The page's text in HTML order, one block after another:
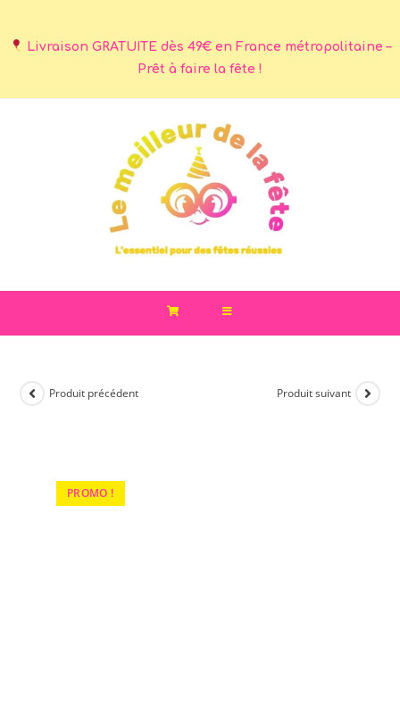
Livraison GRATUITE dès 49€ en France métropolitaine –
Prêt à faire la fête !
PROMO !
Produit précédent Produit suivant